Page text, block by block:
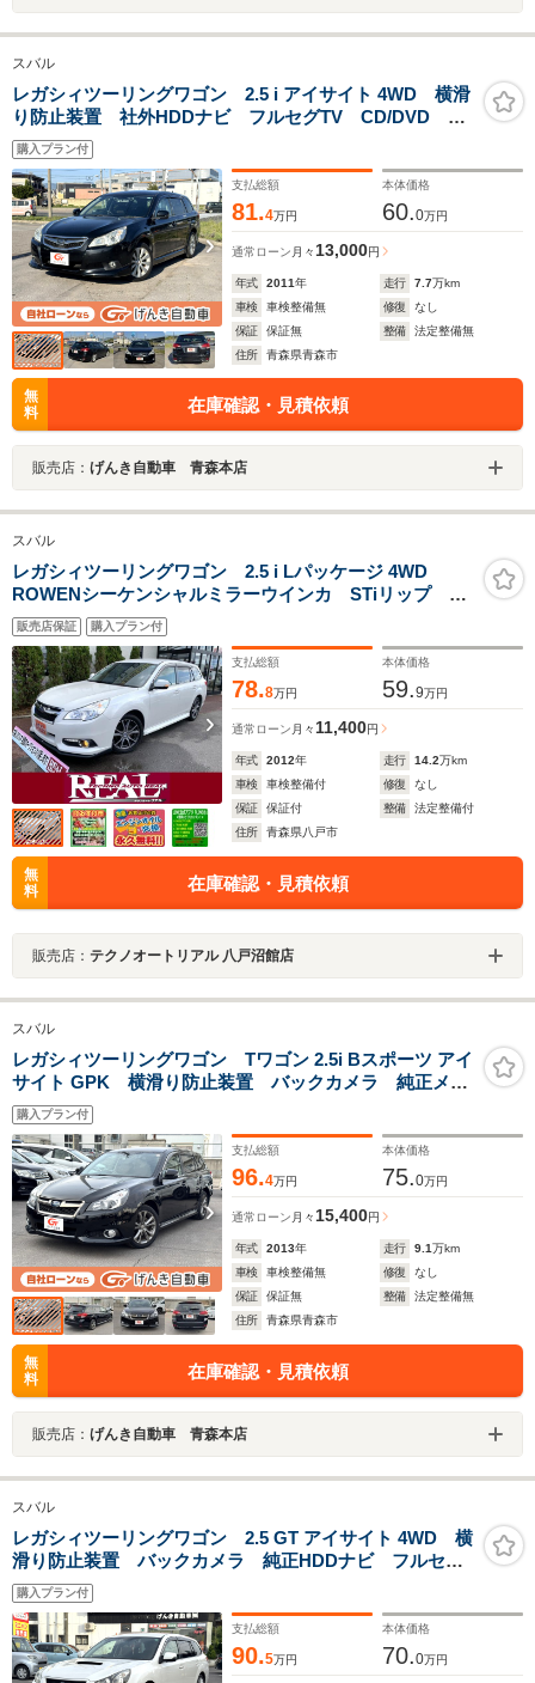
スバル
レガシィツーリングワゴン 2.5 i アイサイト 4WD 横滑
り防止装置 社外HDDナビ フルセグTV CD/DVD
ETC レーザークルーズコントロール パドルシフト
MTモード付 スマートキー オートライト 電動格納ミ
ラー HIDヘッドライト フォグランプ パワーシート
購入プラン付
支払総額
81.4万円
本体価格
60.0万円
通常ローン 月々 13,000円
年式 2011年 走行 7.7万km
車検
車検整備無 修復
なし
保証
保証無 整備
法定整備無
住所
青森県青森市
無
料
在庫確認・見積依頼
販売店： げんき自動車 青森本店
スバル
レガシィツーリングワゴン 2.5 i Lパッケージ 4WD
ROWENシーケンシャルミラーウインカ STiリップ ナ
ビ フルセグTV Bカメラ Bluetoothオーディオ
ETC 前後ドラレコ パワーシート 17インチアルミ
クルコン
販売店保証 購入プラン付
支払総額
78.8万円
本体価格
59.9万円
通常ローン 月々11,400円
年式 2012年 走行 14.2万km
車検
車検整備付 修復
なし
保証
保証付 整備
法定整備付
住所
青森県八戸市
無
料
在庫確認・見積依頼
販売店： テクノオートリアル 八戸沼館店
スバル
レガシィツーリングワゴン Tワゴン 2.5i Bスポーツ アイ
サイト GPK 横滑り防止装置 バックカメラ 純正メモ
リーナビ アイドリングストップ ETC レーザークル
ーズコントロール パドルシフト スマートキー HIDヘ
ッドライト フォグランプ SI-DRIVE アイサイト
購入プラン付
支払総額
96.4万円
本体価格
75.0万円
通常ローン 月々15,400円
年式 2013年 走行 9.1万km
車検
車検整備無 修復
なし
保証
保証無 整備
法定整備無
住所
青森県青森市
無
料
在庫確認・見積依頼
販売店： げんき自動車 青森本店
スバル
レガシィツーリングワゴン 2.5 GT アイサイト 4WD 横
滑り防止装置 バックカメラ 純正HDDナビ フルセグ
TV CD/DVD ETC レーザークルーズコントロール
パドルシフト スマートキー オートライト機能 電動
格納ミラー HIDヘッドライト フォグランプ
購入プラン付
支払総額
90.5万円
本体価格
70.0万円